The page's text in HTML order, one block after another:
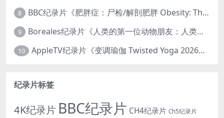
8 BBC纪录片《肥胖症：尸检/解剖肥胖 Obesity: The Post Mortem 2016》英语中英双字 无水印纯净版 1080P/MKV/1.03G
9 Boreales纪录片《人类的第一位动物朋友：人类和狗的神奇故事 Man’s First Friend 2018》英语中英双字 1080P/MP4/1.8G 狗的神奇故事
10 AppleTV纪录片《变调瑜伽 Twisted Yoga 2026》全3集 英语中英双字 无水印纯净版 1080P/MKV/10G 瑜伽大师背后的真相
纪录片标签
4K纪录片 BBC纪录片 CH4纪录片 Ch5纪录片